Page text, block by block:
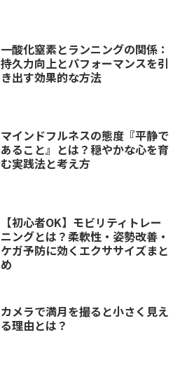
一酸化窒素とランニングの関係：
持久力向上とパフォーマンスを引
き出す効果的な方法
マインドフルネスの態度『平静で
あること』とは？穏やかな心を育
む実践法と考え方
【初心者OK】モビリティトレー
ニングとは？柔軟性・姿勢改善・
ケガ予防に効くエクササイズまと
め
カメラで満月を撮ると小さく見え
る理由とは？